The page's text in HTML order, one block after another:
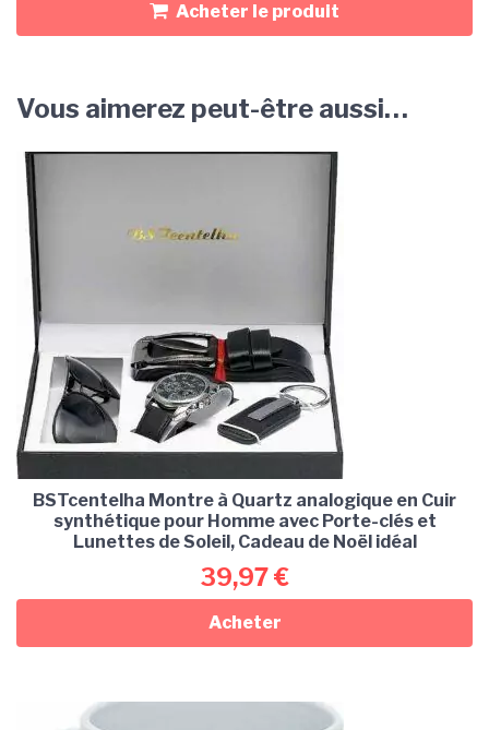
Acheter le produit
Vous aimerez peut-être aussi…
BSTcentelha Montre à Quartz analogique en Cuir
synthétique pour Homme avec Porte-clés et
Lunettes de Soleil, Cadeau de Noël idéal
39,97€
Acheter